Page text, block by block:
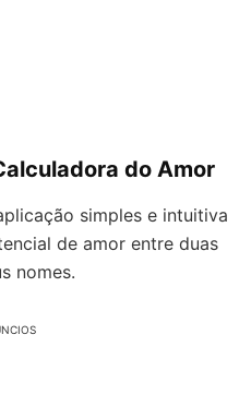
do Amor
simples e intuitiva
de amor entre duas
nomes.